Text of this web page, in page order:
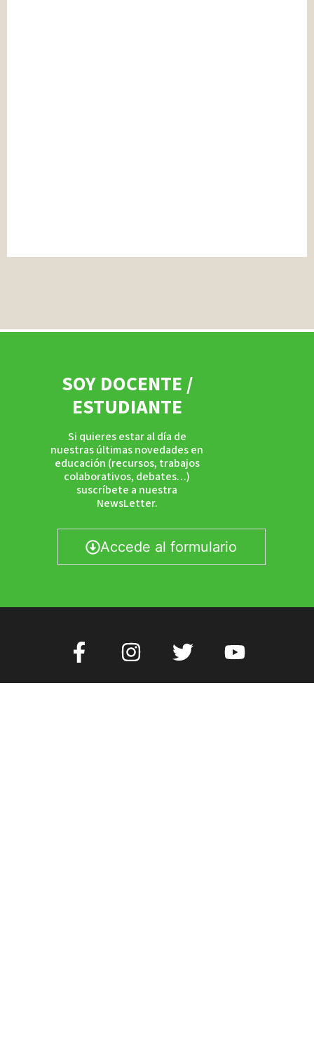
SOY DOCENTE /
ESTUDIANTE
Si quieres estar al día de
nuestras últimas novedades en
educación (recursos, trabajos
colaborativos, debates…)
suscríbete a nuestra
NewsLetter.
Accede al formulario